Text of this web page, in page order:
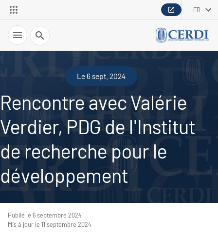
FR
Recherche
Le 6 sept. 2024
Rencontre avec Valérie
Verdier, PDG de l'Institut
de recherche pour le
développement
Publié le 6 septembre 2024
Mis à jour le 11 septembre 2024